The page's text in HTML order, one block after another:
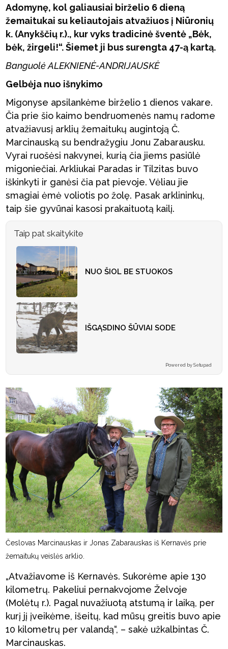
Adomynę, kol galiausiai birželio 6 dieną
žemaitukai su keliautojais atvažiuos į Niūronių
k. (Anykščių r.)., kur vyks tradicinė šventė „Bėk,
bėk, žirgeli!“. Šiemet ji bus surengta 47-ą kartą.
Banguolė ALEKNIENĖ-ANDRIJAUSKĖ
Gelbėja nuo išnykimo
Migonyse apsilankėme birželio 1 dienos vakare.
Čia prie šio kaimo bendruomenės namų radome
atvažiavusį arklių žemaitukų augintoją Č.
Marcinauską su bendražygiu Jonu Zabarausku.
Vyrai ruošėsi nakvynei, kurią čia jiems pasiūlė
migoniečiai. Arkliukai Paradas ir Tilzitas buvo
iškinkyti ir ganėsi čia pat pievoje. Vėliau jie
smagiai ėmė voliotis po žolę. Pasak arklininkų,
taip šie gyvūnai kasosi prakaituotą kailį.
Taip pat skaitykite
NUO ŠIOL BE STUOKOS
IŠGĄSDINO ŠŪVIAI SODE
Powered by Setupad
Česlovas Marcinauskas ir Jonas Zabarauskas iš Kernavės prie
žemaitukų veislės arklio.
„Atvažiavome iš Kernavės. Sukorėme apie 130
kilometrų. Pakeliui pernakvojome Želvoje
(Molėtų r.). Pagal nuvažiuotą atstumą ir laiką, per
kurį jį įveikėme, išeitų, kad mūsų greitis buvo apie
10 kilometrų per valandą“, – sakė užkalbintas Č.
Marcinauskas.